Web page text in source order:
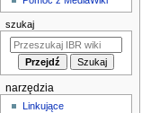
n
a
w
i
g
szukaj
narzędzia
Linkujące